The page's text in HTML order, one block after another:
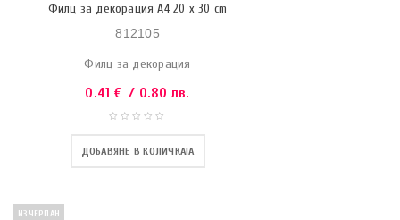
Филц за декорация A4 20 x 30 cm
812105
Филц за декорация
0.41 € / 0.80 лв.
ДОБАВЯНЕ В КОЛИЧКАТА
ИЗЧЕРПАН